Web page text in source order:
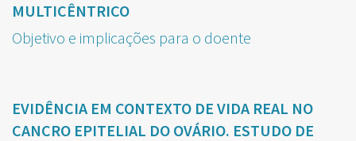
MULTICÊNTRICO
Objetivo e implicações para o doente
EVIDÊNCIA EM CONTEXTO DE VIDA REAL NO
CANCRO EPITELIAL DO OVÁRIO. ESTUDO DE